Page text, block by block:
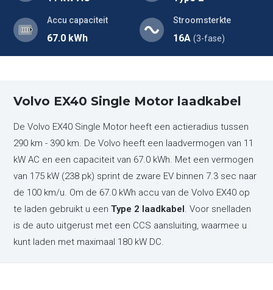
Accu capaciteit
67.0 kWh
Stroomsterkte
16A (3-fase)
Volvo EX40 Single Motor laadkabel
De Volvo EX40 Single Motor heeft een actieradius tussen
290 km - 390 km. De Volvo heeft een laadvermogen van 11
kW AC en een capaciteit van 67.0 kWh. Met een vermogen
van 175 kW (238 pk) sprint de zware EV binnen 7.3 sec naar
de 100 km/u. Om de 67.0 kWh accu van de Volvo EX40 op
te laden gebruikt u eenType 2 laadkabel. Voor snelladen
is de auto uitgerust met een CCS aansluiting, waarmee u
kunt laden met maximaal 180 kW DC.